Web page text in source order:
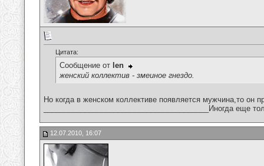
Цитата:
Сообщение от len
женский коллектив - змеиное гнездо.
Но когда в женском коллективе появляется мужчина,то он
________________________________________Иногда еще
12.07.2010, 16:07